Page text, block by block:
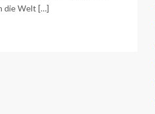
die Welt […]